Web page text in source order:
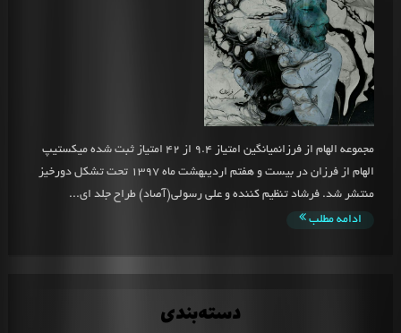
مجموعه الهام از فرزانمیانگین امتیاز 9.4 از 42 امتیاز ثبت شده میکستیپ
الهام از فرزان در بیست و هفتم اردیبهشت ماه 1397 تحت تشکل دورخیز
منتشر شد. فرشاد تنظیم کننده و علی رسولی(آصاد) طراح جلد ای...
ادامه مطلب
دسته‌بندی